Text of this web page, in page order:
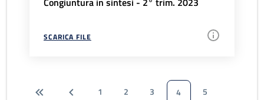
SCARICA FILE
1 2 3 4
5